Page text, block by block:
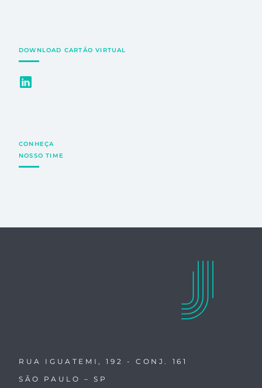
DOWNLOAD CARTÃO VIRTUAL
CONHEÇA
NOSSO TIME
RUA IGUATEMI, 192 - CONJ. 161
SÃO PAULO – SP